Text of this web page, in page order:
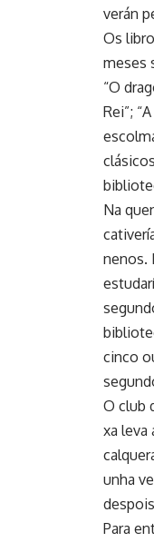
verán
Os
meses
“O
Rei”;
Na
nenos.
cinco
O club
xa leva
unha
Para